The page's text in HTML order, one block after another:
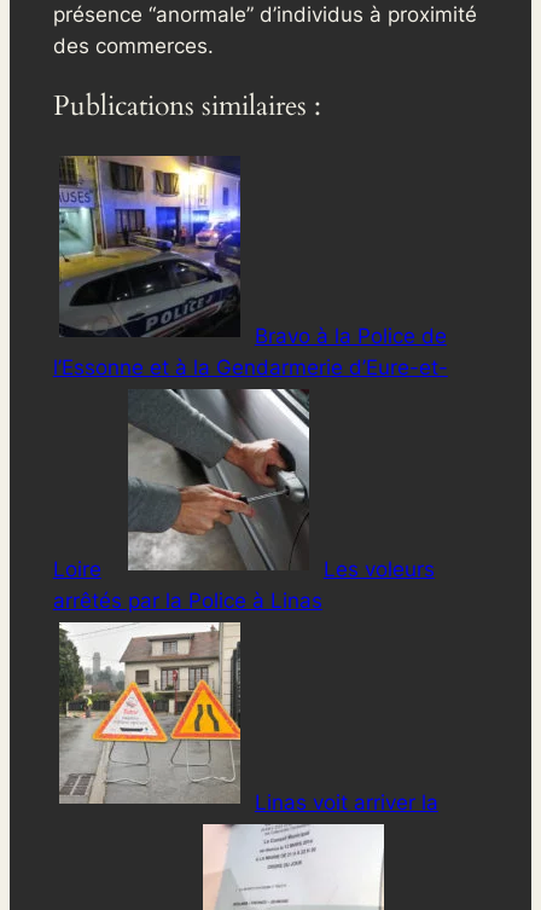
présence “anormale” d’individus à proximité
des commerces.
Publications similaires :
Bravo à la Police de
l’Essonne et à la Gendarmerie d’Eure-et-
Loire
Les voleurs
arrêtés par la Police à Linas
Linas voit arriver la